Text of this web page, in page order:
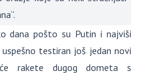
dana pošto su Putin i najviši
testiran još jedan novi
rakete dugog dometa s